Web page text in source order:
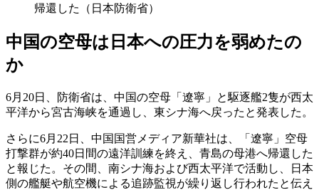
帰還した（日本防衛省）
中国の空母は日本への圧力を弱めたの
か
6月20日、防衛省は、中国の空母「遼寧」と駆逐艦2隻が西太
平洋から宮古海峡を通過し、東シナ海へ戻ったと発表した。
さらに6月22日、中国国営メディア新華社は、「遼寧」空母
打撃群が約40日間の遠洋訓練を終え、青島の母港へ帰還した
と報じた。その間、南シナ海および西太平洋で活動し、日本
側の艦艇や航空機による追跡監視が繰り返し行われたと伝え